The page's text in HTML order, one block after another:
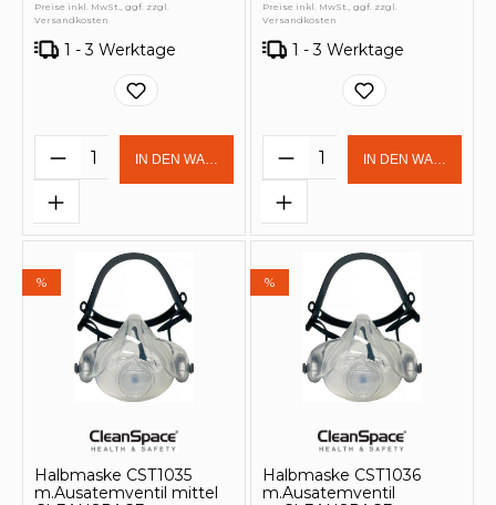
Preise inkl. MwSt., ggf. zzgl.
Versandkosten
1 - 3 Werktage
Produkt Anzahl: Gib den
IN DEN WARENKORB
Preise inkl. MwSt., ggf. zzgl.
Versandkosten
1 - 3 Werktage
Produkt Anzahl:
IN DEN
%
Halbmaske CST1035
m.Ausatemventil mittel
%
Halbmaske CST1036
m.Ausatemventil